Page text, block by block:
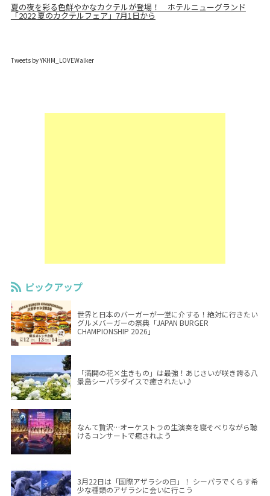
夏の夜を彩る色鮮やかなカクテルが登場！ ホテルニューグランド
「2022 夏のカクテルフェア」7月1日から
Tweets by YKHM_LOVEWalker
ピックアップ
世界と日本のバーガーが一堂に介する！絶対に行きたい
グルメバーガーの祭典「JAPAN BURGER
CHAMPIONSHIP 2026」
「満開の花×生きもの」は最強！あじさいが咲き誇る八
景島シーパラダイスで癒されたい♪
なんて贅沢…オーケストラの生演奏を寝そべりながら聴
けるコンサートで癒されよう
3月22日は「国際アザラシの日」！ シーパラでくらす希
少な種類のアザラシに会いに行こう